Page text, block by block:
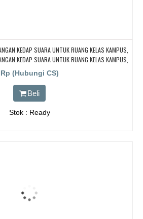
KEDAP SUARA UNTUK RUANG KELAS KAMPUS,
KEDAP SUARA UNTUK RUANG KELAS KAMPUS,
KEDAP SUARA UNTUK RUANG KELAS KAMPUS,
KEDAP SUARA UNTUK RUANG KELAS KAMPUS,
KEDAP SUARA UNTUK RUANG KELAS KAMPUS
Rp (Hubungi CS)
Beli
Stok : Ready